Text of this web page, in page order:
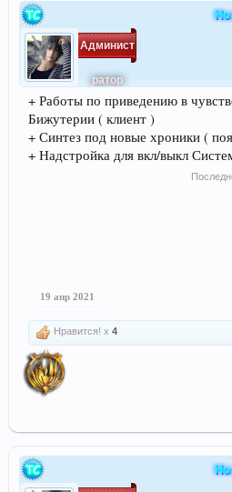
Админист
ратор
+ Работы по приведению в
Бижутерии ( клиент )
+ Синтез под новые хроники (
+ Надстройка для вкл/выкл
19 апр 2021
Нравится! x 4